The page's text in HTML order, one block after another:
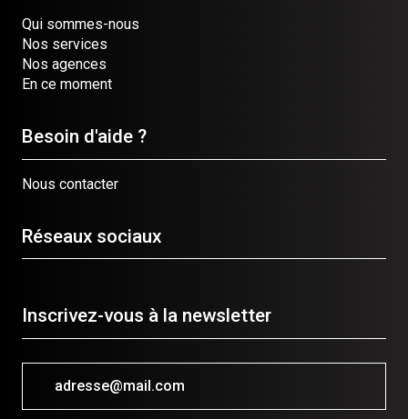
Qui sommes-nous
Nos services
Nos agences
En ce moment
Besoin d'aide ?
Nous contacter
Réseaux sociaux
Inscrivez-vous à la newsletter
adresse@mail.com